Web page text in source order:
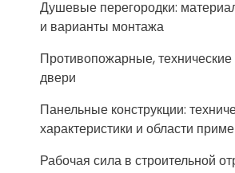
Душевые перегородки:
и варианты монтажа
Противопожарные,
двери
Панельные конструкции:
характеристики и области
Рабочая сила в строительной